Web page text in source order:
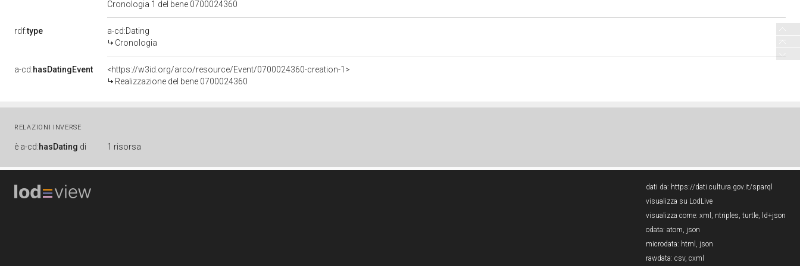
Cronologia 1 del bene 0700024360
rdf:type
a-cd:Dating
Cronologia
a-cd:hasDatingEvent
<https://w3id.org/arco/resource/Event/0700024360-creation-1>
Realizzazione del bene 0700024360
RELAZIONI INVERSE
è a-cd:hasDating di 1 risorsa
dati da: https://dati.cultura.gov.it/sparql
visualizza su LodLive
visualizza come: xml , ntriples, turtle, ld+json
odata: atom, json
microdata: html , json
rawdata: csv, cxml